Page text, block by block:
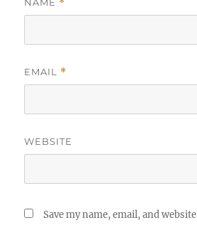
*
EMAIL *
WEBSITE
Save my name, email, and